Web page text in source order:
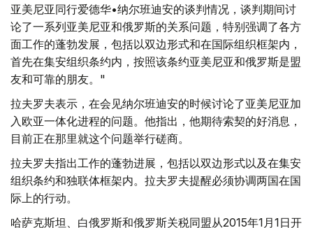
亚美尼亚同行爱德华•纳尔班迪安的谈判情况，谈判期间讨
论了一系列亚美尼亚和俄罗斯的关系问题，特别强调了各方
面工作的蓬勃发展，包括以双边形式和在国际组织框架内，
首先在集安组织条约内，按照该条约亚美尼亚和俄罗斯是盟
友和可靠的朋友。"
拉夫罗夫表示，在会见纳尔班迪安的时候讨论了亚美尼亚加
入欧亚一体化进程的问题。他指出，他期待索契的好消息，
目前正在那里就这个问题举行磋商。
拉夫罗夫指出工作的蓬勃进展，包括以双边形式以及在集安
组织条约和独联体框架内。拉夫罗夫提醒必须协调两国在国
际上的行动。
哈萨克斯坦、白俄罗斯和俄罗斯关税同盟从2015年1月1日开